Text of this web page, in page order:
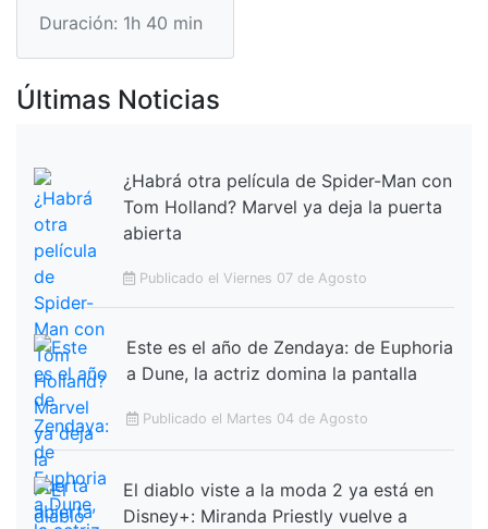
Duración: 1h 40 min
Últimas Noticias
¿Habrá otra película de Spider-Man con
Tom Holland? Marvel ya deja la puerta
abierta
Publicado el Viernes 07 de Agosto
Este es el año de Zendaya: de Euphoria
a Dune, la actriz domina la pantalla
Publicado el Martes 04 de Agosto
El diablo viste a la moda 2 ya está en
Disney+: Miranda Priestly vuelve a